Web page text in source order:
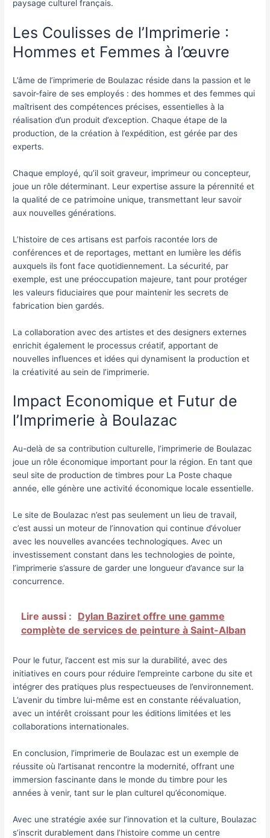
paysage culturel français.
Les Coulisses de l’Imprimerie :
Hommes et Femmes à l’œuvre
L’âme de l’imprimerie de Boulazac réside dans la passion et le
savoir-faire de ses employés : des hommes et des femmes qui
maîtrisent des compétences précises, essentielles à la
réalisation d’un produit d’exception. Chaque étape de la
production, de la création à l’expédition, est gérée par des
experts.
Chaque employé, qu’il soit graveur, imprimeur ou concepteur,
joue un rôle déterminant. Leur expertise assure la pérennité et
la qualité de ce patrimoine unique, transmettant leur savoir
aux nouvelles générations.
L’histoire de ces artisans est parfois racontée lors de
conférences et de reportages, mettant en lumière les défis
auxquels ils font face quotidiennement. La sécurité, par
exemple, est une préoccupation majeure, tant pour protéger
les valeurs fiduciaires que pour maintenir les secrets de
fabrication bien gardés.
La collaboration avec des artistes et des designers externes
enrichit également le processus créatif, apportant de
nouvelles influences et idées qui dynamisent la production et
la créativité au sein de l’imprimerie.
Impact Economique et Futur de
l’Imprimerie à Boulazac
Au-delà de sa contribution culturelle, l’imprimerie de Boulazac
joue un rôle économique important pour la région. En tant que
seul site de production de timbres pour La Poste chaque
année, elle génère une activité économique locale essentielle.
Le site de Boulazac n’est pas seulement un lieu de travail,
c’est aussi un moteur de l’innovation qui continue d’évoluer
avec les nouvelles avancées technologiques. Avec un
investissement constant dans les technologies de pointe,
l’imprimerie s’assure de garder une longueur d’avance sur la
concurrence.
Lire aussi : Dylan Baziret offre une gamme
complète de services de peinture à Saint-Alban
Pour le futur, l’accent est mis sur la durabilité, avec des
initiatives en cours pour réduire l’empreinte carbone du site et
intégrer des pratiques plus respectueuses de l’environnement.
L’avenir du timbre lui-même est en constante réévaluation,
avec un intérêt croissant pour les éditions limitées et les
collaborations internationales.
En conclusion, l’imprimerie de Boulazac est un exemple de
réussite où l’artisanat rencontre la modernité, offrant une
immersion fascinante dans le monde du timbre pour les
années à venir, tant sur le plan culturel qu’économique.
Avec une stratégie axée sur l’innovation et la culture, Boulazac
s’inscrit durablement dans l’histoire comme un centre